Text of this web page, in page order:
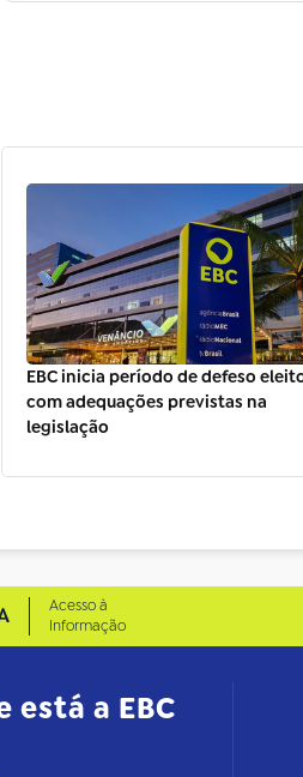
EBC inicia período de defeso
com adequações previstas na
legislação
Acesso à
Informação
está a EBC